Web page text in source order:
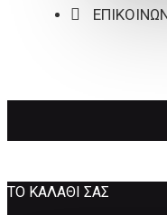
ΤΟ ΚΑΛΆΘΙ ΣΑΣ